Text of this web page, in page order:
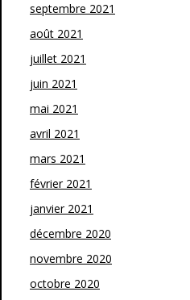
septembre 2021
août 2021
juillet 2021
juin 2021
mai 2021
avril 2021
mars 2021
février 2021
janvier 2021
décembre 2020
novembre 2020
octobre 2020